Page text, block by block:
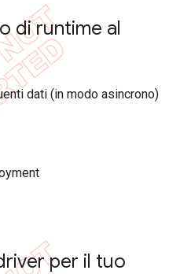
di runtime al
dati (in modo asincrono)
per il tuo